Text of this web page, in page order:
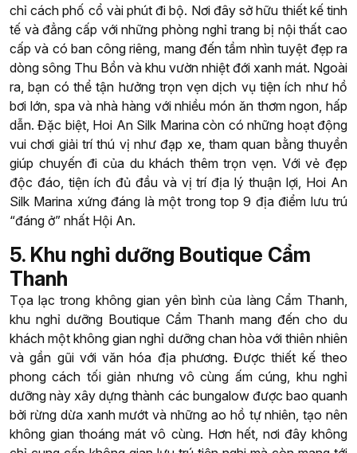
chỉ cách phố cổ vài phút đi bộ. Nơi đây sở hữu thiết kế tinh
tế và đẳng cấp với những phòng nghỉ trang bị nội thất cao
cấp và có ban công riêng, mang đến tầm nhìn tuyệt đẹp ra
dòng sông Thu Bồn và khu vườn nhiệt đới xanh mát. Ngoài
ra, bạn có thể tận hưởng trọn vẹn dịch vụ tiện ích như hồ
bơi lớn, spa và nhà hàng với nhiều món ăn thơm ngon, hấp
dẫn. Đặc biệt, Hoi An Silk Marina còn có những hoạt động
vui chơi giải trí thú vị như đạp xe, tham quan bằng thuyền
giúp chuyến đi của du khách thêm trọn vẹn. Với vẻ đẹp
độc đáo, tiện ích đủ đầu và vị trí địa lý thuận lợi, Hoi An
Silk Marina xứng đáng là một trong top 9 địa điểm lưu trú
“đáng ở” nhất Hội An.
5. Khu nghỉ dưỡng Boutique Cẩm
Thanh
Tọa lạc trong không gian yên bình của làng Cẩm Thanh,
khu nghỉ dưỡng Boutique Cẩm Thanh mang đến cho du
khách một không gian nghỉ dưỡng chan hòa với thiên nhiên
và gần gũi với văn hóa địa phương. Được thiết kế theo
phong cách tối giản nhưng vô cùng ấm cúng, khu nghỉ
dưỡng này xây dựng thành các bungalow được bao quanh
bởi rừng dừa xanh mướt và những ao hồ tự nhiên, tạo nên
không gian thoáng mát vô cùng. Hơn hết, nơi đây không